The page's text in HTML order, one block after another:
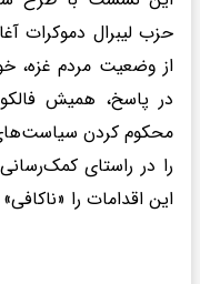
حزب لیبرال دموکرات
از وضعیت مردم غزه،
در پاسخ، همیش
محکوم کردن سیاست‌های
را در راستای
این اقدامات را